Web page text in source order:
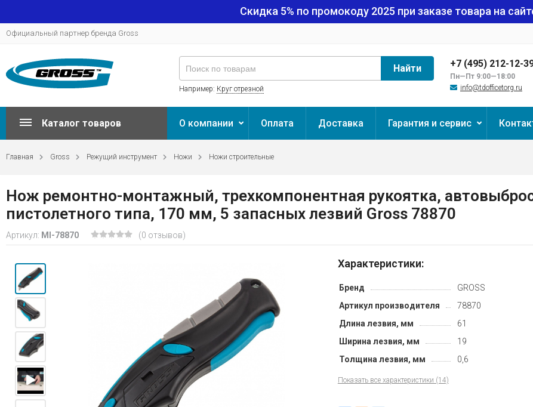
Скидка 5% по промокоду 2025 при заказе товара на
Официальный партнер бренда Gross
+7 (495) 212-12-
Пн—Пт 9:00—18:00
info@tdofficetorg.ru
Найти
Например: Круг отрезной
Каталог товаров О компании Оплата Доставка Гарантия и сервис
Главная Gross Режущий инструмент Ножи Ножи строительные
Нож ремонтно-монтажный, трехкомпонентная рукоятка,
пистолетного типа, 170 мм, 5 запасных лезвий Gross 78870
Артикул: MI-78870 (0 отзывов)
Характеристики:
Бренд
GROSS
Артикул производителя
78870
Длина лезвия, мм
61
Ширина лезвия, мм
19
Толщина лезвия, мм
0,6
Показать все характеристики (14)